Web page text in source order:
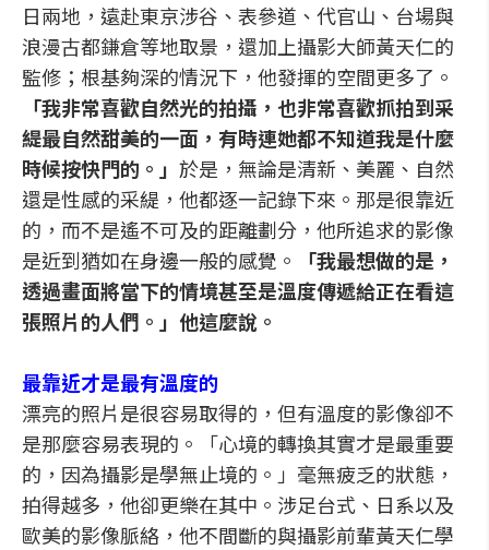
日兩地，遠赴東京涉谷、表參道、代官山、台場與
浪漫古都鎌倉等地取景，還加上攝影大師黃天仁的
監修；根基夠深的情況下，他發揮的空間更多了。
「我非常喜歡自然光的拍攝，也非常喜歡抓拍到采
緹最自然甜美的一面，有時連她都不知道我是什麼
時候按快門的。」 於是，無論是清新、美麗、自然
還是性感的采緹，他都逐一記錄下來。那是很靠近
的，而不是遙不可及的距離劃分，他所追求的影像
是近到猶如在身邊一般的感覺。
「我最想做的是，
透過畫面將當下的情境甚至是溫度傳遞給正在看這
張照片的人們。」他這麼說。
最靠近才是最有溫度的
漂亮的照片是很容易取得的，但有溫度的影像卻不
是那麼容易表現的。「心境的轉換其實才是最重要
的，因為攝影是學無止境的。」毫無疲乏的狀態，
拍得越多，他卻更樂在其中。涉足台式、日系以及
歐美的影像脈絡，他不間斷的與攝影前輩黃天仁學